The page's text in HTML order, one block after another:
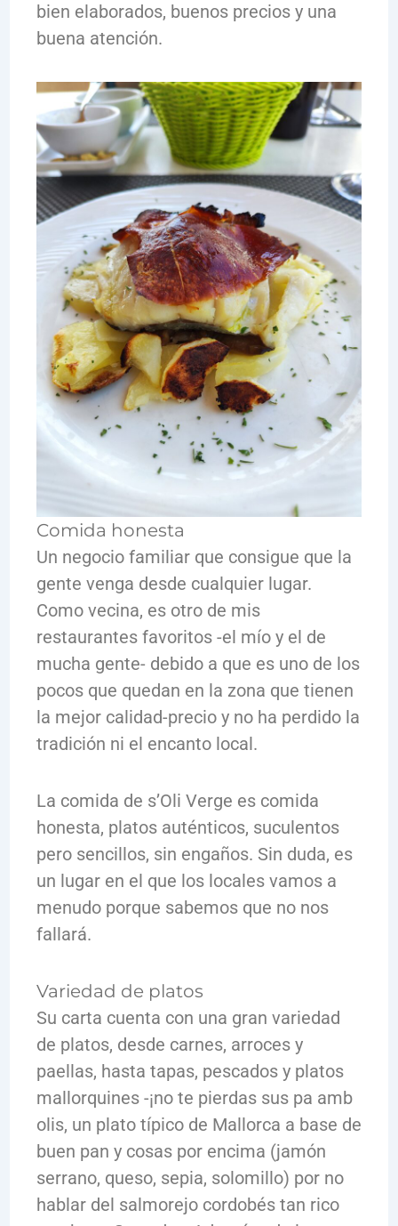
bien elaborados, buenos precios y una
buena atención.
Comida honesta
Un negocio familiar que consigue que la
gente venga desde cualquier lugar.
Como vecina, es otro de mis
restaurantes favoritos -el mío y el de
mucha gente- debido a que es uno de los
pocos que quedan en la zona que tienen
la mejor calidad-precio y no ha perdido la
tradición ni el encanto local.
La comida de s’Oli Verge es comida
honesta, platos auténticos, suculentos
pero sencillos, sin engaños. Sin duda, es
un lugar en el que los locales vamos a
menudo porque sabemos que no nos
fallará.
Variedad de platos
Su carta cuenta con una gran variedad
de platos, desde carnes, arroces y
paellas, hasta tapas, pescados y platos
mallorquines -¡no te pierdas sus pa amb
olis, un plato típico de Mallorca a base de
buen pan y cosas por encima (jamón
serrano, queso, sepia, solomillo) por no
hablar del salmorejo cordobés tan rico